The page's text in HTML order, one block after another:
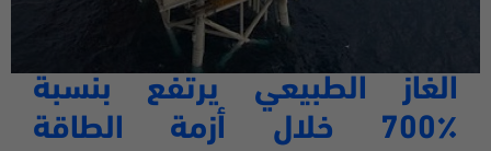
الغاز الطبيعي يرتفع بنسبة
٪
700 خلال أزمة الطاقة